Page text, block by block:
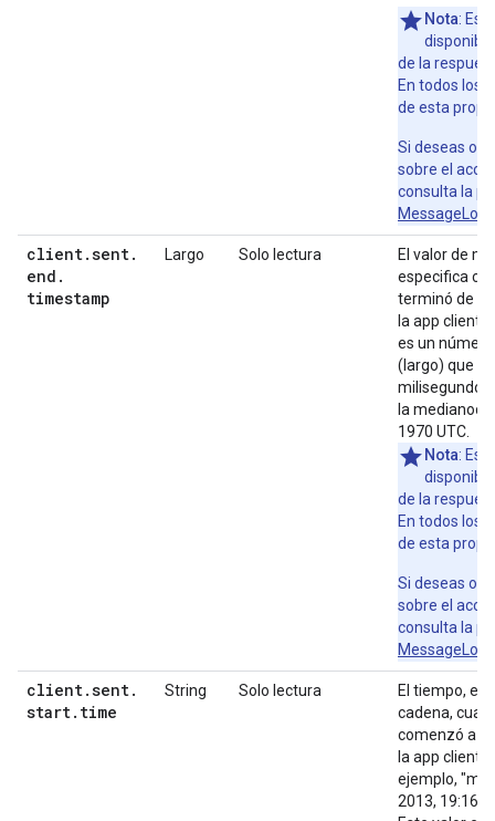
Nota:
de la
En todos los
de esta
Si deseas
sobre el
consulta la
client.sent.
end .
timestamp
Largo Solo lectura
El valor de
especifica
terminó de
la app cliente
es un
(largo) que
milisegundos
la
1970 UTC.
Nota:
de la
En todos los
de esta
Si deseas
sobre el
consulta la
client.sent.
start. time
String Solo lectura
El tiempo,
cadena,
comenzó a
la app cliente
ejemplo,
2013,